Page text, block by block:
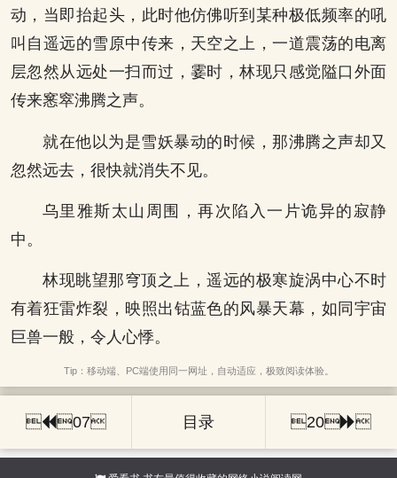
动，当即抬起头，此时他仿佛听到某种极低频率的吼
叫自遥远的雪原中传来，天空之上，一道震荡的电离
层忽然从远处一扫而过，霎时，林现只感觉隘口外面
传来窸窣沸腾之声。
就在他以为是雪妖暴动的时候，那沸腾之声却又
忽然远去，很快就消失不见。
乌里雅斯太山周围，再次陷入一片诡异的寂静
中。
林现眺望那穹顶之上，遥远的极寒旋涡中心不时
有着狂雷炸裂，映照出钴蓝色的风暴天幕，如同宇宙
巨兽一般，令人心悸。
Tip：移动端、PC端使用同一网址，自动适应，极致阅读体验。
 07 目录 20 